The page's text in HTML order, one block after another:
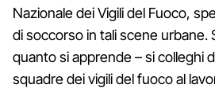
Nazionale dei Vigili del Fuoco,
di soccorso in tali scene urbane.
quanto si apprende – si colleghi
squadre dei vigili del fuoco al